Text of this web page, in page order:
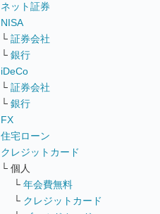
ネット証券
NISA
└ 証券会社
└ 銀行
iDeCo
└ 証券会社
└ 銀行
FX
住宅ローン
クレジットカード
└ 個人
└ 年会費無料
└ クレジットカード